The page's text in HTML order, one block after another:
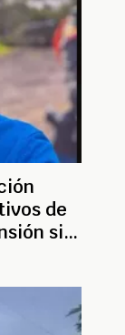
de
sin